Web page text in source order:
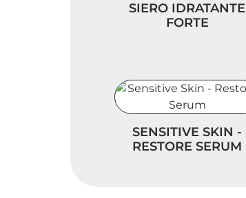
SIERO IDRATANTE
FORTE
SENSITIVE SKIN -
RESTORE SERUM